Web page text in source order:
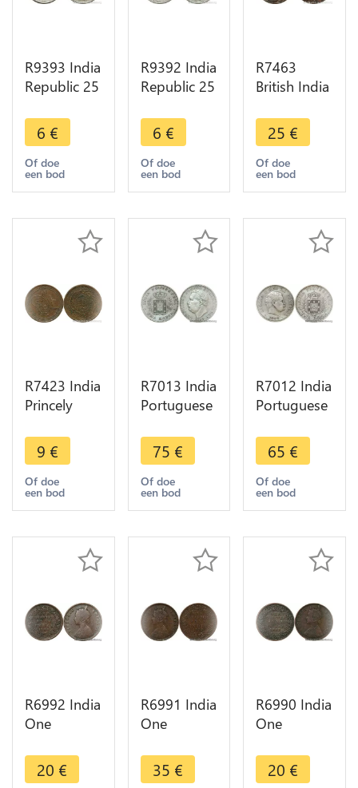
R9393 India
Republic 25
Asoka lion
pedestal
1987 ->
Make offer
6 €
Of doe
een bod
R9392 India
Republic 25
Asoka lion
pedestal
1962 ->
Make offer
6 €
Of doe
een bod
R7463
British India
Pice Bengal
37 ND 1815
1829 ->
Make offer
25 €
Of doe
een bod
R7423 India
Princely
Mahbub Ali
Khan II
Hyderabad
AH 1328
9 €
Of doe
een bod
R7013 India
Portuguese
Rupia Luiz I
1882 Silver
-> Make
offer
75 €
Of doe
een bod
R7012 India
Portuguese
Carlos I
1903 Silver
-> Make
offer
65 €
Of doe
een bod
R6992 India
One
Anna
Victoria
20 €
R6991 India
One
Anna
Victoria
35 €
R6990 India
One
Anna
Victoria
20 €